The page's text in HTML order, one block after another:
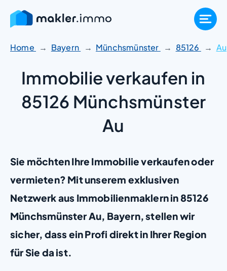
Zum
Inhalt
springen
Home Bayern Münchsmünster 85126 Au
Immobilie verkaufen in
85126 Münchsmünster
Au
Sie möchten Ihre Immobilie verkaufen oder
vermieten? Mit unserem exklusiven
Netzwerk aus Immobilienmaklern in 85126
Münchsmünster Au, Bayern, stellen wir
sicher, dass ein Profi direkt in Ihrer Region
für Sie da ist.